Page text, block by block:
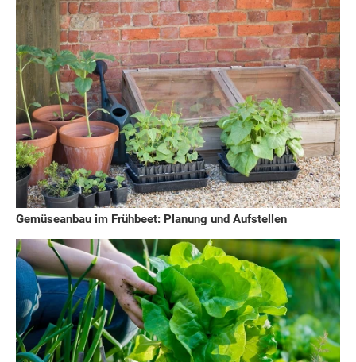
Gemüseanbau im Frühbeet: Planung und Aufstellen